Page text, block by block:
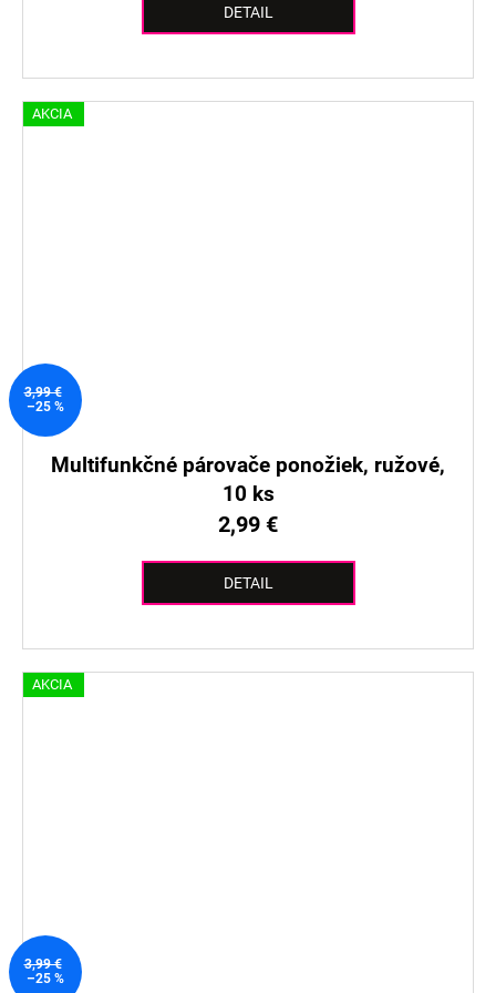
DETAIL
AKCIA
3,99 €
–25 %
Multifunkčné párovače ponožiek, ružové,
10 ks
2,99 €
DETAIL
AKCIA
3,99 €
–25 %